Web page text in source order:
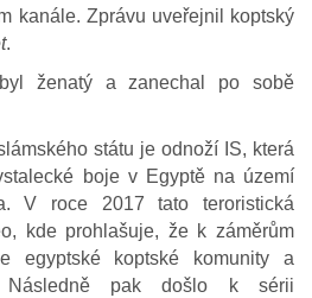
kanále. Zprávu uveřejnil koptský
.
ženatý a zanechal po sobě
státu je odnoží IS, která
boje v Egyptě na území
V roce 2017 tato teroristická
kde prohlašuje, že k záměrům
egyptské koptské komunity a
Následně pak došlo k sérii